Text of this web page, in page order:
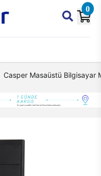
0
Casper Masaüstü Bilgisayar